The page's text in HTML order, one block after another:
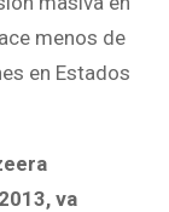
menos de
en Estados
va